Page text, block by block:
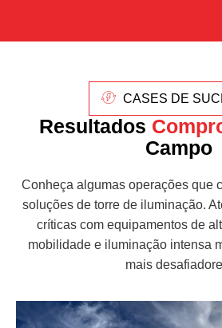
CASES DE
Resultados
Campo
Conheça algumas operações que
soluções de torre de iluminação.
críticas com equipamentos de
mobilidade e iluminação intensa
mais